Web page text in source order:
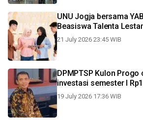
UNU Jogja bersama
Beasiswa Talenta
21 July 2026 23:45 WIB
DPMPTSP Kulon Progo
investasi semester I
19 July 2026 17:36 WIB